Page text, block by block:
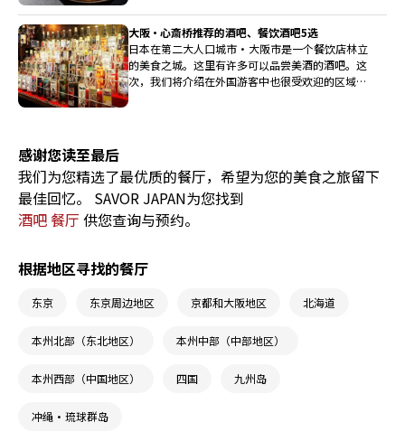
大阪・心斎桥推荐的酒吧、餐饮酒吧5选
日本在第二大人口城市・大阪市是一个餐饮店林立
的美食之城。这里有许多可以品尝美酒的酒吧。这
次，我们将介绍在外国游客中也很受欢迎的区域
感谢您读至最后
我们为您精选了最优质的餐厅，希望为您的美食之旅留下
最佳回忆。 SAVOR JAPAN为您找到
酒吧 餐厅 供您查询与预约。
根据地区寻找的餐厅
东京 东京周边地区 京都和大阪地区 北海道
本州北部（东北地区） 本州中部（中部地区）
本州西部（中国地区） 四国 九州岛
冲绳・琉球群岛